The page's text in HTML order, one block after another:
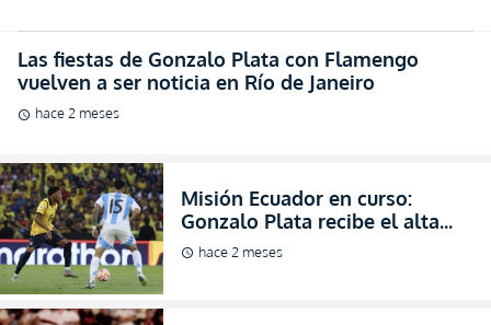
Las fiestas de Gonzalo Plata con Flamengo
vuelven a ser noticia en Río de Janeiro
schedule hace 2 meses
Misión Ecuador en curso:
Gonzalo Plata recibe el alta
del Flamengo y vuela para
integrarse a la Tri
schedule hace 2 meses